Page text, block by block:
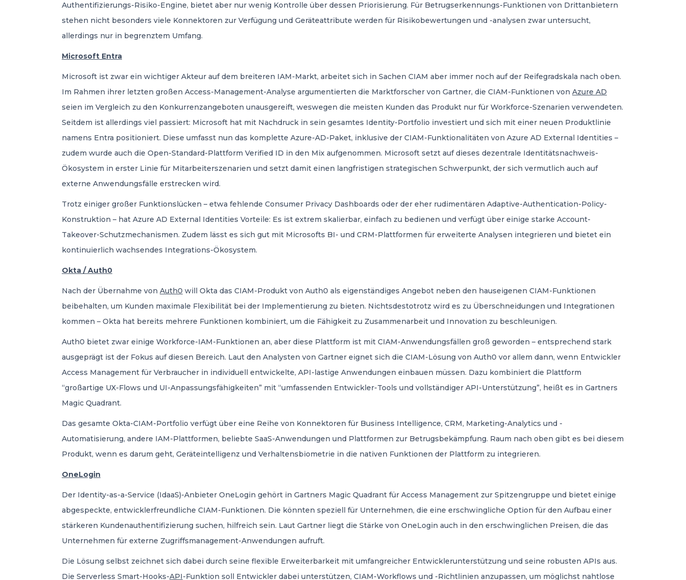
Authentifizierungs-Risiko-Engine, bietet aber nur wenig Kontrolle über dessen Priorisierung. Für Betrugserkennungs-Funktionen von Drittanbietern
stehen nicht besonders viele Konnektoren zur Verfügung und Geräteattribute werden für Risikobewertungen und -analysen zwar untersucht,
allerdings nur in begrenztem Umfang.
Microsoft Entra
Microsoft ist zwar ein wichtiger Akteur auf dem breiteren IAM-Markt, arbeitet sich in Sachen CIAM aber immer noch auf der Reifegradskala nach oben.
Im Rahmen ihrer letzten großen Access-Management-Analyse argumentierten die Marktforscher von Gartner, die CIAM-Funktionen von Azure AD
seien im Vergleich zu den Konkurrenzangeboten unausgereift, weswegen die meisten Kunden das Produkt nur für Workforce-Szenarien verwendeten.
Seitdem ist allerdings viel passiert: Microsoft hat mit Nachdruck in sein gesamtes Identity-Portfolio investiert und sich mit einer neuen Produktlinie
namens Entra positioniert. Diese umfasst nun das komplette Azure-AD-Paket, inklusive der CIAM-Funktionalitäten von Azure AD External Identities –
zudem wurde auch die Open-Standard-Plattform Verified ID in den Mix aufgenommen. Microsoft setzt auf dieses dezentrale Identitätsnachweis-
Ökosystem in erster Linie für Mitarbeiterszenarien und setzt damit einen langfristigen strategischen Schwerpunkt, der sich vermutlich auch auf
externe Anwendungsfälle erstrecken wird.
Trotz einiger großer Funktionslücken – etwa fehlende Consumer Privacy Dashboards oder der eher rudimentären Adaptive-Authentication-Policy-
Konstruktion – hat Azure AD External Identities Vorteile: Es ist extrem skalierbar, einfach zu bedienen und verfügt über einige starke Account-
Takeover-Schutzmechanismen. Zudem lässt es sich gut mit Microsofts BI- und CRM-Plattformen für erweiterte Analysen integrieren und bietet ein
kontinuierlich wachsendes Integrations-Ökosystem.
Okta / Auth0
Nach der Übernahme von Auth0 will Okta das CIAM-Produkt von Auth0 als eigenständiges Angebot neben den hauseigenen CIAM-Funktionen
beibehalten, um Kunden maximale Flexibilität bei der Implementierung zu bieten. Nichtsdestotrotz wird es zu Überschneidungen und Integrationen
kommen – Okta hat bereits mehrere Funktionen kombiniert, um die Fähigkeit zu Zusammenarbeit und Innovation zu beschleunigen.
Auth0 bietet zwar einige Workforce-IAM-Funktionen an, aber diese Plattform ist mit CIAM-Anwendungsfällen groß geworden – entsprechend stark
ausgeprägt ist der Fokus auf diesen Bereich. Laut den Analysten von Gartner eignet sich die CIAM-Lösung von Auth0 vor allem dann, wenn Entwickler
Access Management für Verbraucher in individuell entwickelte, API-lastige Anwendungen einbauen müssen. Dazu kombiniert die Plattform
“großartige UX-Flows und UI-Anpassungsfähigkeiten” mit “umfassenden Entwickler-Tools und vollständiger API-Unterstützung”, heißt es in Gartners
Magic Quadrant.
Das gesamte Okta-CIAM-Portfolio verfügt über eine Reihe von Konnektoren für Business Intelligence, CRM, Marketing-Analytics und -
Automatisierung, andere IAM-Plattformen, beliebte SaaS-Anwendungen und Plattformen zur Betrugsbekämpfung. Raum nach oben gibt es bei diesem
Produkt, wenn es darum geht, Geräteintelligenz und Verhaltensbiometrie in die nativen Funktionen der Plattform zu integrieren.
OneLogin
Der Identity-as-a-Service (IdaaS)-Anbieter OneLogin gehört in Gartners Magic Quadrant für Access Management zur Spitzengruppe und bietet einige
abgespeckte, entwicklerfreundliche CIAM-Funktionen. Die könnten speziell für Unternehmen, die eine erschwingliche Option für den Aufbau einer
stärkeren Kundenauthentifizierung suchen, hilfreich sein. Laut Gartner liegt die Stärke von OneLogin auch in den erschwinglichen Preisen, die das
Unternehmen für externe Zugriffsmanagement-Anwendungen aufruft.
Die Lösung selbst zeichnet sich dabei durch seine flexible Erweiterbarkeit mit umfangreicher Entwicklerunterstützung und seine robusten APIs aus.
Die Serverless Smart-Hooks-API-Funktion soll Entwickler dabei unterstützen, CIAM-Workflows und -Richtlinien anzupassen, um möglichst nahtlose